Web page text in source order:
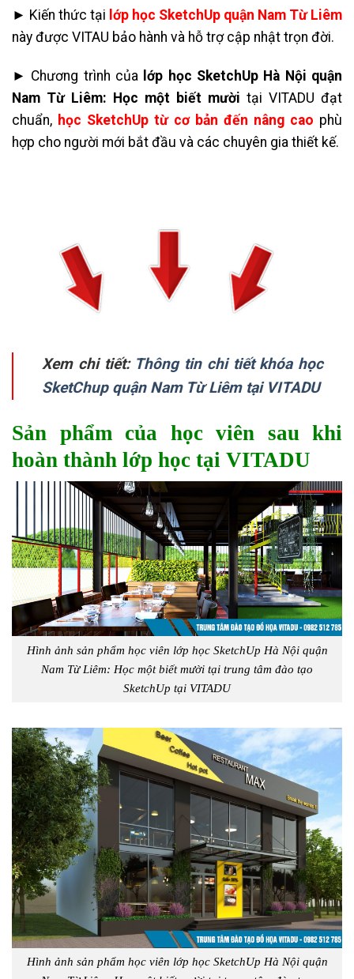
► Kiến thức tại lớp học SketchUp quận Nam Từ Liêm
này được VITAU bảo hành và hỗ trợ cập nhật trọn đời.
► Chương trình của lớp học SketchUp Hà Nội quận
Nam Từ Liêm: Học một biết mười tại VITADU đạt
chuẩn, học SketchUp từ cơ bản đến nâng cao phù
hợp cho người mới bắt đầu và các chuyên gia thiết kế.
Xem chi tiết: Thông tin chi tiết khóa học
SketChup quận Nam Từ Liêm tại VITADU
Sản phẩm của học viên sau khi
hoàn thành lớp học tại VITADU
Hình ảnh sản phẩm học viên lớp học SketchUp Hà Nội quận
Nam Từ Liêm: Học một biết mười tại trung tâm đào tạo
SketchUp tại VITADU
Hình ảnh sản phẩm học viên lớp học SketchUp Hà Nội quận